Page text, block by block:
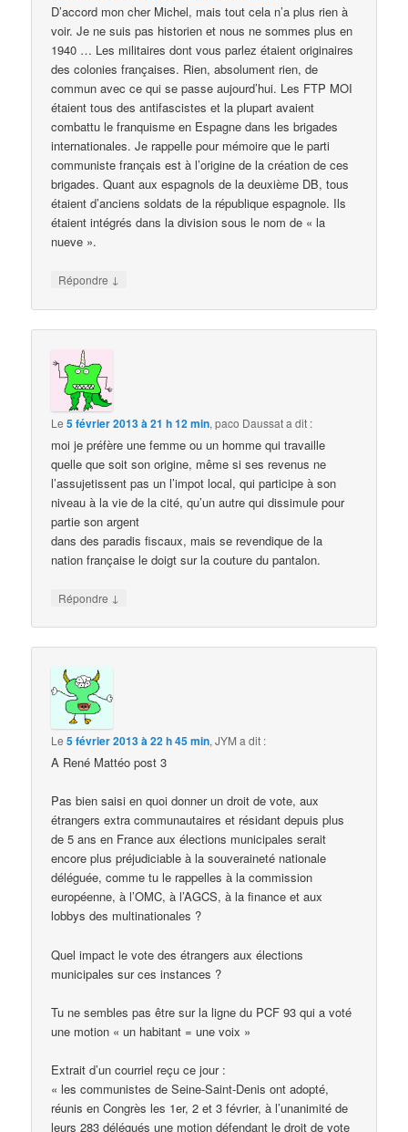
D’accord mon cher Michel, mais tout cela n’a plus rien à
voir. Je ne suis pas historien et nous ne sommes plus en
1940 … Les militaires dont vous parlez étaient originaires
des colonies françaises. Rien, absolument rien, de
commun avec ce qui se passe aujourd’hui. Les FTP MOI
étaient tous des antifascistes et la plupart avaient
combattu le franquisme en Espagne dans les brigades
internationales. Je rappelle pour mémoire que le parti
communiste français est à l’origine de la création de ces
brigades. Quant aux espagnols de la deuxième DB, tous
étaient d’anciens soldats de la république espagnole. Ils
étaient intégrés dans la division sous le nom de « la
nueve ».
Répondre ↓
Le5 février 2013 à 21 h 12 min,paco Daussata dit :
moi je préfère une femme ou un homme qui travaille
quelle que soit son origine, même si ses revenus ne
l’assujetissent pas un l’impot local, qui participe à son
niveau à la vie de la cité, qu’un autre qui dissimule pour
partie son argent
dans des paradis fiscaux, mais se revendique de la
nation française le doigt sur la couture du pantalon.
Répondre ↓
Le5 février 2013 à 22 h 45 min,JYM a dit :
A René Mattéo post 3
Pas bien saisi en quoi donner un droit de vote, aux
étrangers extra communautaires et résidant depuis plus
de 5 ans en France aux élections municipales serait
encore plus préjudiciable à la souveraineté nationale
déléguée, comme tu le rappelles à la commission
européenne, à l’OMC, à l’AGCS, à la finance et aux
lobbys des multinationales ?
Quel impact le vote des étrangers aux élections
municipales sur ces instances ?
Tu ne sembles pas être sur la ligne du PCF 93 qui a voté
une motion « un habitant = une voix »
Extrait d’un courriel reçu ce jour :
« les communistes de Seine-Saint-Denis ont adopté,
réunis en Congrès les 1er, 2 et 3 février, à l’unanimité de
leurs 283 délégués une motion défendant le droit de vote